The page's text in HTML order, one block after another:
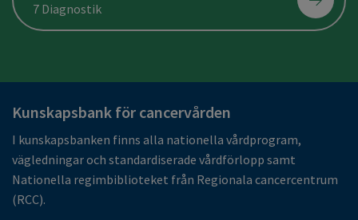
7 Diagnostik
Kunskapsbank för cancervården
I kunskapsbanken finns alla nationella vårdprogram,
vägledningar och standardiserade vårdförlopp samt
Nationella regimbiblioteket från Regionala cancercentrum
(RCC).